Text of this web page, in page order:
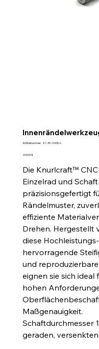
Artikelnummer: Artikelnummer:
K1-35-1000D-L
Preis
263,00 $
Die Knurlcraft™
Einzelrad und
präzisionsgefertigt
Rändelmuster,
effiziente
Drehen. Hergestellt
diese
hervorragende
und
eignen sie sich ideal
hohen
Maßgenauigkeit.
Schaftdurchmesser
geraden,